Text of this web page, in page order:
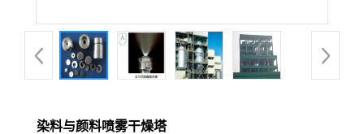
染料与颜料喷雾干燥塔